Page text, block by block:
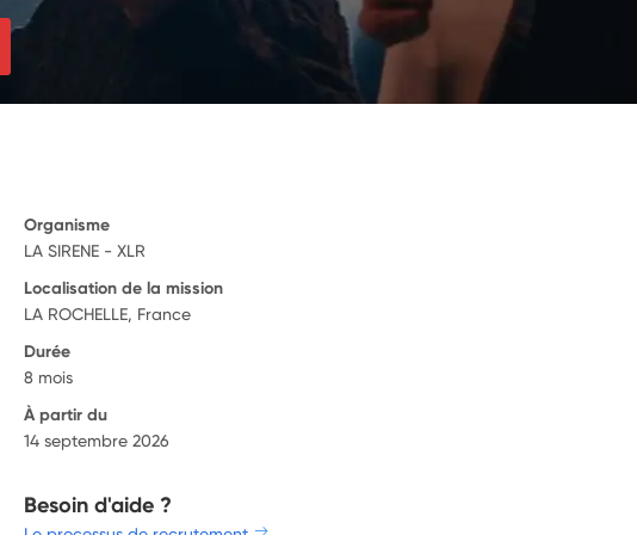
Organisme
LA SIRENE - XLR
Localisation de la mission
LA ROCHELLE, France
Durée
8 mois
À partir du
14 septembre 2026
Besoin d'aide ?